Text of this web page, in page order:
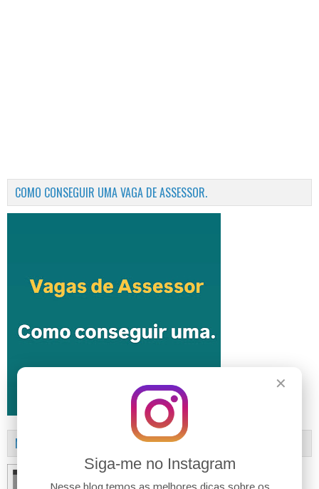
✕
Siga-me no Instagram
Nesse blog temos as melhores dicas sobre os
COMO CONSEGUIR UMA VAGA DE ASSESSOR.
MANUAL DA LEI ANTICRIME